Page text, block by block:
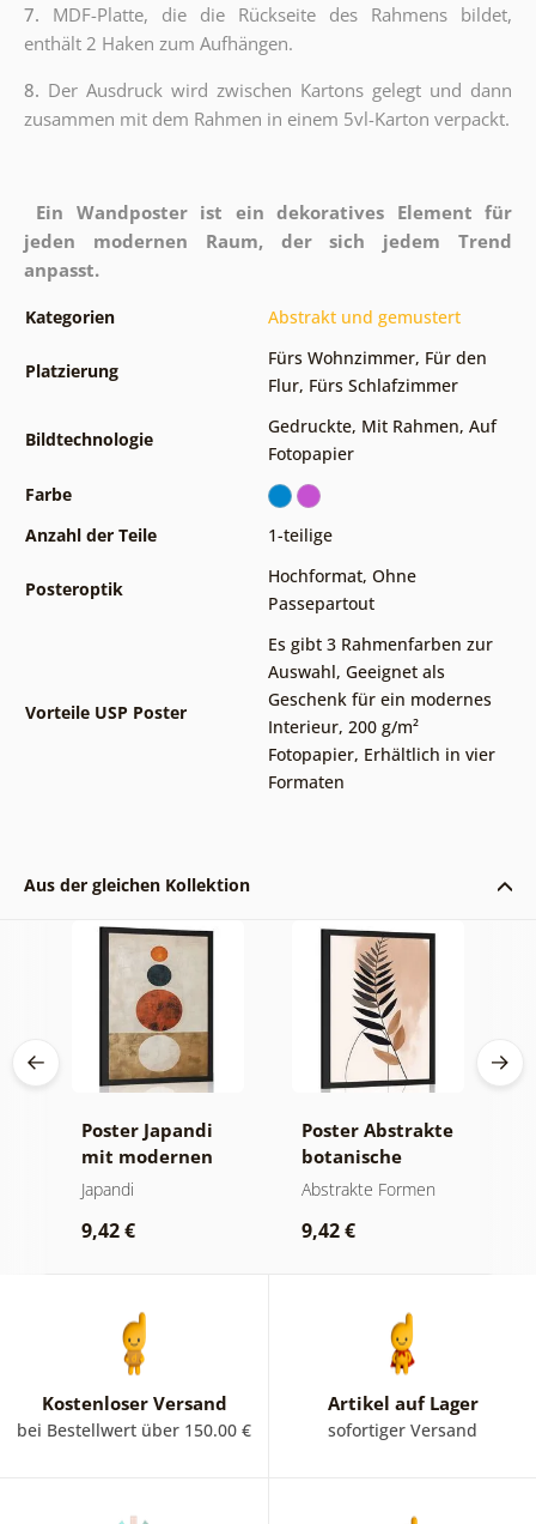
7. MDF-Platte, die die Rückseite des Rahmens bildet,
enthält 2 Haken zum Aufhängen.
8. Der Ausdruck wird zwischen Kartons gelegt und dann
zusammen mit dem Rahmen in einem 5vl-Karton verpackt.
Ein Wandposter ist ein dekoratives Element für
jeden modernen Raum, der sich jedem Trend
anpasst.
Kategorien Abstrakt und gemustert
Platzierung
Fürs Wohnzimmer, Für den
Flur, Fürs Schlafzimmer
Bildtechnologie
Gedruckte, Mit Rahmen, Auf
Fotopapier
Farbe
Anzahl der Teile
1-teilige
Posteroptik
Hochformat, Ohne
Passepartout
Vorteile USP Poster
Es gibt 3 Rahmenfarben zur
Auswahl, Geeignet als
Geschenk für ein modernes
Interieur, 200 g/m²
Fotopapier, Erhältlich in vier
Formaten
Aus der gleichen Kollektion
Poster Japandi
mit modernen
Kreisen
Japandi
9,42 €
Poster Abstrakte
botanische
Formen Farn
Abstrakte Formen
9,42 €
Kostenloser Versand
bei Bestellwert über 150.00 €
Artikel auf Lager
sofortiger Versand